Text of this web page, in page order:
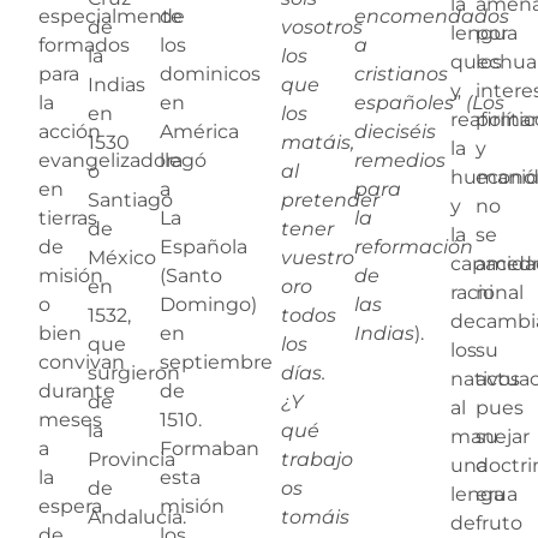
especialmente
formados
para
la
acción
evangelizadora
en
tierras
de
misión
o
bien
convivan
durante
meses
a
la
espera
de
la
Indias
en
1530
o
Santiago
de
México
en
1532,
que
surgieron
de
la
Provincia
de
Andalucía.
de
los
dominicos
en
América
llegó
a
La
Española
(Santo
Domingo)
en
septiembre
de
1510.
Formaban
esta
misión
vosotros
los
que
los
matáis,
al
pretender
tener
vuestro
oro
todos
los
días.
¿Y
qué
trabajo
os
tomáis
encomendados
a
cristianos
españoles” (Los
dieciséis
remedios
para
la
reformación
de
las
Indias).
lengua
quechua
y
reafirmar
la
y
la
racional
de
los
nativos
al
manejar
una
lengua
de
por
los
y
no
se
ni
su
pues
su
era
fruto